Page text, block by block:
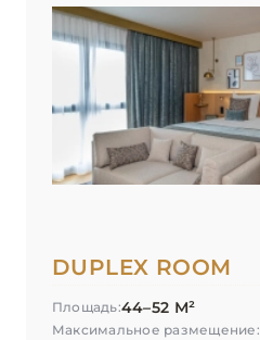
DUPLEX ROOM
Площадь:44–52 М²
Максимальное размещение: